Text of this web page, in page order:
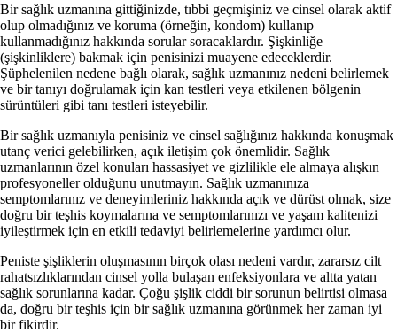
Bir sağlık uzmanına gittiğinizde, tıbbi geçmişiniz ve cinsel olarak aktif
olup olmadığınız ve koruma (örneğin, kondom) kullanıp
kullanmadığınız hakkında sorular soracaklardır. Şişkinliğe
(şişkinliklere) bakmak için penisinizi muayene edeceklerdir.
Şüphelenilen nedene bağlı olarak, sağlık uzmanınız nedeni belirlemek
ve bir tanıyı doğrulamak için kan testleri veya etkilenen bölgenin
sürüntüleri gibi tanı testleri isteyebilir.
Bir sağlık uzmanıyla penisiniz ve cinsel sağlığınız hakkında konuşmak
utanç verici gelebilirken, açık iletişim çok önemlidir. Sağlık
uzmanlarının özel konuları hassasiyet ve gizlilikle ele almaya alışkın
profesyoneller olduğunu unutmayın. Sağlık uzmanınıza
semptomlarınız ve deneyimleriniz hakkında açık ve dürüst olmak, size
doğru bir teşhis koymalarına ve semptomlarınızı ve yaşam kalitenizi
iyileştirmek için en etkili tedaviyi belirlemelerine yardımcı olur.
Peniste şişliklerin oluşmasının birçok olası nedeni vardır, zararsız cilt
rahatsızlıklarından cinsel yolla bulaşan enfeksiyonlara ve altta yatan
sağlık sorunlarına kadar. Çoğu şişlik ciddi bir sorunun belirtisi olmasa
da, doğru bir teşhis için bir sağlık uzmanına görünmek her zaman iyi
bir fikirdir.